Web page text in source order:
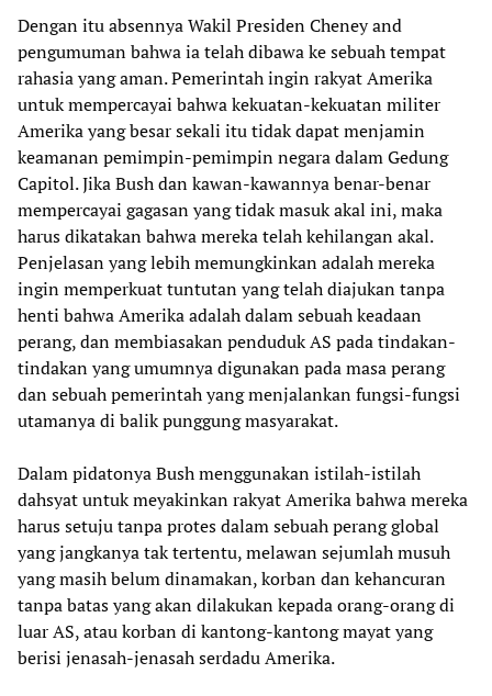
Dengan itu absennya Wakil Presiden Cheney and
pengumuman bahwa ia telah dibawa ke sebuah tempat
rahasia yang aman. Pemerintah ingin rakyat Amerika
untuk mempercayai bahwa kekuatan-kekuatan militer
Amerika yang besar sekali itu tidak dapat menjamin
keamanan pemimpin-pemimpin negara dalam Gedung
Capitol. Jika Bush dan kawan-kawannya benar-benar
mempercayai gagasan yang tidak masuk akal ini, maka
harus dikatakan bahwa mereka telah kehilangan akal.
Penjelasan yang lebih memungkinkan adalah mereka
ingin memperkuat tuntutan yang telah diajukan tanpa
henti bahwa Amerika adalah dalam sebuah keadaan
perang, dan membiasakan penduduk AS pada tindakan-
tindakan yang umumnya digunakan pada masa perang
dan sebuah pemerintah yang menjalankan fungsi-fungsi
utamanya di balik punggung masyarakat.
Dalam pidatonya Bush menggunakan istilah-istilah
dahsyat untuk meyakinkan rakyat Amerika bahwa mereka
harus setuju tanpa protes dalam sebuah perang global
yang jangkanya tak tertentu, melawan sejumlah musuh
yang masih belum dinamakan, korban dan kehancuran
tanpa batas yang akan dilakukan kepada orang-orang di
luar AS, atau korban di kantong-kantong mayat yang
berisi jenasah-jenasah serdadu Amerika.